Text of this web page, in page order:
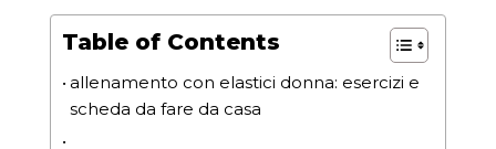
Table of Contents
allenamento con elastici donna: esercizi e
scheda da fare da casa